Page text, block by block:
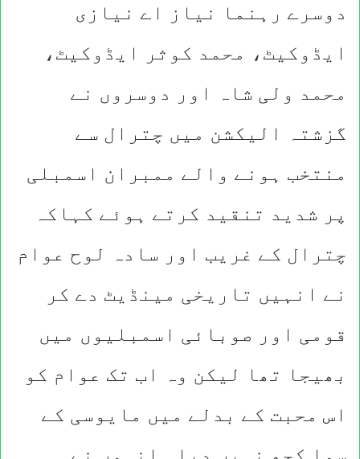
دوسرے رہنما نیاز اے نیازی
ایڈوکیٹ، محمد کوثر ایڈوکیٹ،
محمد ولی شاہ اور دوسروں نے
گزشتہ الیکشن میں چترال سے
منتخب ہونے والے ممبران اسمبلی
پر شدید تنقید کرتے ہوئے کہاکہ
چترال کے غریب اور سادہ لوح عوام
نے انہیں تاریخی مینڈیٹ دے کر
قومی اور صوبائی اسمبلیوں میں
بھیجا تھا لیکن وہ اب تک عوام کو
اس محبت کے بدلے میں مایوسی کے
سوا کچھ نہیں دیا۔ انہوں نے